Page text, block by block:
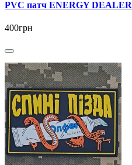
PVC патч ENERGY DEALER
400грн